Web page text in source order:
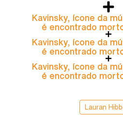
Kavinsky, ícone da
é encontrado
Kavinsky, ícone da
é encontrado
Kavinsky, ícone da
é encontrado
Lauran